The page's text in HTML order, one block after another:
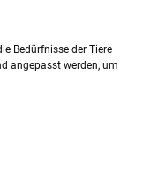
Bedürfnisse der Tiere
angepasst werden, um